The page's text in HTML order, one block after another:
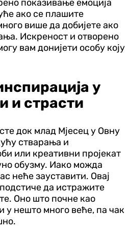
показивање емоција
ако се плашите
више да добијете ако
Искреност и отворено
вам донијети особу коју
у
и страсти
док млад Мјесец у Овну
стварања и
или креативни пројекат
обузму. Иако можда
неће зауставити. Овај
да истражите
Оно што почне као
у нешто много веће, па чак